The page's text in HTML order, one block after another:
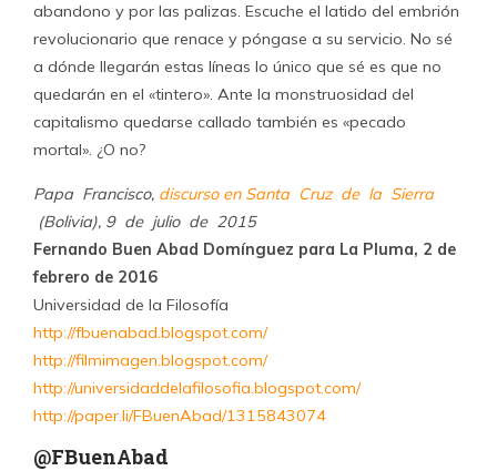
abandono y por las palizas. Escuche el latido del embrión
revolucionario que renace y póngase a su servicio. No sé
a dónde llegarán estas líneas lo único que sé es que no
quedarán en el «tintero». Ante la monstruosidad del
capitalismo quedarse callado también es «pecado
mortal». ¿O no?
Papa Francisco, discurso en Santa Cruz de la Sierra
(Bolivia), 9 de julio de 2015
Fernando Buen Abad Domínguez para La Pluma, 2 de
febrero de 2016
Universidad de la Filosofía
http://fbuenabad.blogspot.com/
http://filmimagen.blogspot.com/
http://universidaddelafilosofia.blogspot.com/
http://paper.li/FBuenAbad/1315843074
@FBuenAbad